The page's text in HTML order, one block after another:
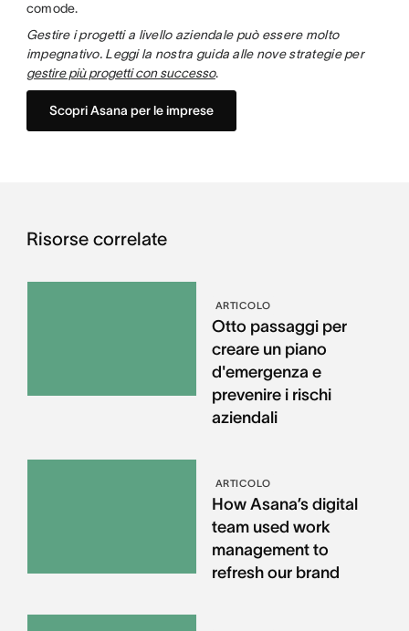
comode.
Gestire i progetti a livello aziendale può essere molto
impegnativo. Leggi la nostra guida alle nove strategie per
gestire più progetti con successo.
Scopri Asana per le imprese
Risorse correlate
ARTICOLO
Otto passaggi per
creare un piano
d'emergenza e
prevenire i rischi
aziendali
ARTICOLO
How Asana’s digital
team used work
management to
refresh our brand